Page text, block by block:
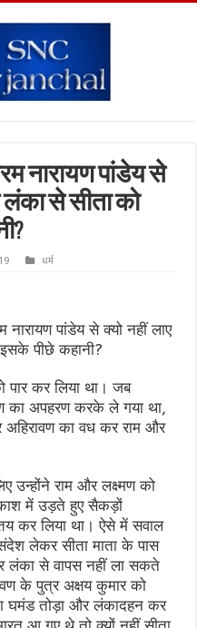
नारायण पांडेय से
लंका से सीता को
धर्म
नारायण पांडेय से क्यो नहीं लाए
पीछे कहानी?
पार कर लिया था। जब
का अपहरण करके ले गया था,
का वध कर राम और
राम और लक्ष्मण को
में उड़ते हुए सैकड़ों
कर लिया था। ऐसे में सवाल
लेकर सीता माता के पास
लंका से वापस नहीं ला सकते
के पुत्र अक्षय कुमार को
घमंड तोड़ा और लंकादहन कर